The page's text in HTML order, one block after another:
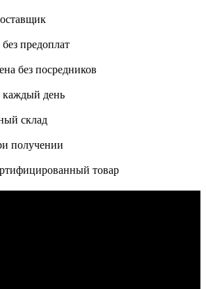
предоплат
без посредников
каждый день
склад
получении
товар